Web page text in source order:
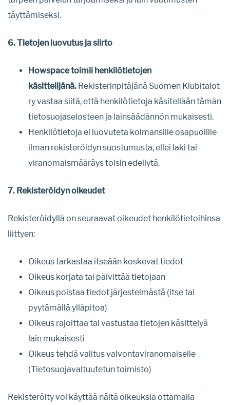
täyttämiseksi.
6. Tietojen luovutus ja siirto
Howspace toimii henkilötietojen
käsittelijänä. Rekisterinpitäjänä Suomen Klubitalot
ry vastaa siitä, että henkilötietoja käsitellään tämän
tietosuojaselosteen ja lainsäädännön mukaisesti.
Henkilötietoja ei luovuteta kolmansille osapuolille
ilman rekisteröidyn suostumusta, ellei laki tai
viranomaismääräys toisin edellytä.
7. Rekisteröidyn oikeudet
Rekisteröidyllä on seuraavat oikeudet henkilötietoihinsa
liittyen:
Oikeus tarkastaa itseään koskevat tiedot
Oikeus korjata tai päivittää tietojaan
Oikeus poistaa tiedot järjestelmästä (itse tai
pyytämällä ylläpitoa)
Oikeus rajoittaa tai vastustaa tietojen käsittelyä
lain mukaisesti
Oikeus tehdä valitus valvontaviranomaiselle
(Tietosuojavaltuutetun toimisto)
Rekisteröity voi käyttää näitä oikeuksia ottamalla